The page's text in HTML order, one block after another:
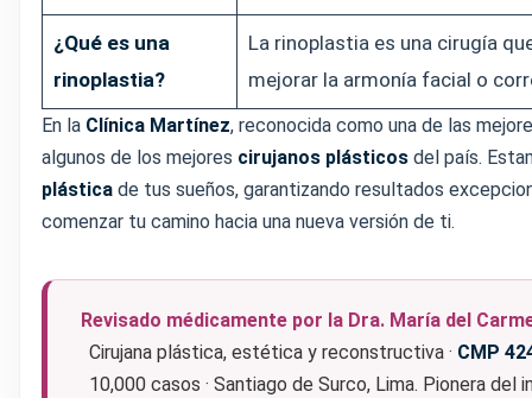
¿Qué es una
rinoplastia?
La rinoplastia es una cirugía
mejorar la armonía facial o
En la Clínica Martínez, reconocida como una de las
algunos de los mejores cirujanos plásticos del país.
plástica de tus sueños, garantizando resultados
comenzar tu camino hacia una nueva versión de ti.
Revisado médicamente por la Dra. María del
Cirujana plástica, estética y reconstructiva · CMP
10,000 casos · Santiago de Surco, Lima. Pionera